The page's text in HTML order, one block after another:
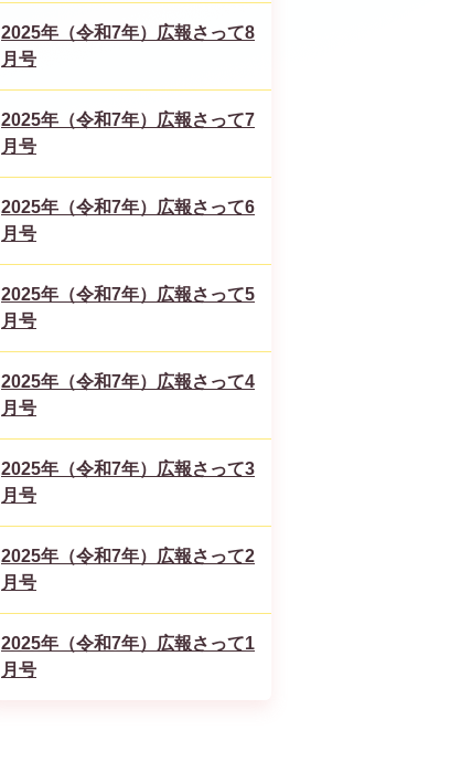
2025年（令和7年）広報さって8
月号
2025年（令和7年）広報さって7
月号
2025年（令和7年）広報さって6
月号
2025年（令和7年）広報さって5
月号
2025年（令和7年）広報さって4
月号
2025年（令和7年）広報さって3
月号
2025年（令和7年）広報さって2
月号
2025年（令和7年）広報さって1
月号